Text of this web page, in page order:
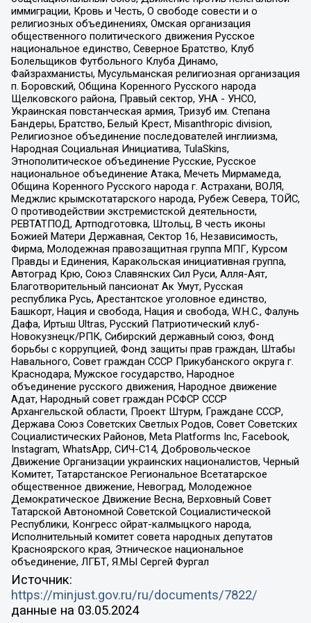
иммиграции, Кровь и Честь, О свободе совести и о
религиозных объединениях, Омская организация
общественного политического движения Русское
национальное единство, Северное Братство, Клуб
Болельщиков Футбольного Клуба Динамо,
Файзрахманисты, Мусульманская религиозная организация
п. Боровский, Община Коренного Русского народа
Щелковского района, Правый сектор, УНА - УНСО,
Украинская повстанческая армия, Тризуб им. Степана
Бандеры, Братство, Белый Крест, Misanthropic division,
Религиозное объединение последователей инглиизма,
Народная Социальная Инициатива, TulaSkins,
Этнополитическое объединение Русские, Русское
национальное объединение Атака, Мечеть Мирмамеда,
Община Коренного Русского народа г. Астрахани, ВОЛЯ,
Меджлис крымскотатарского народа, Рубеж Севера, ТОЙС,
О противодействии экстремистской деятельности,
РЕВТАТПОД, Артподготовка, Штольц, В честь иконы
Божией Матери Державная, Сектор 16, Независимость,
Фирма, Молодежная правозащитная группа МПГ, Курсом
Правды и Единения, Каракольская инициативная группа,
Автоград Крю, Союз Славянских Сил Руси, Алля-Аят,
Благотворительный пансионат Ак Умут, Русская
республика Русь, Арестантское уголовное единство,
Башкорт, Нация и свобода, Нация и свобода, W.H.С., Фалунь
Дафа, Иртыш Ultras, Русский Патриотический клуб-
Новокузнецк/РПК, Сибирский державный союз, Фонд
борьбы с коррупцией, Фонд защиты прав граждан, Штабы
Навального, Совет граждан СССР Прикубанского округа г.
Краснодара, Мужское государство, Народное
объединение русского движения, Народное движение
Адат, Народный совет граждан РСФСР СССР
Архангельской области, Проект Штурм, Граждане СССР,
Держава Союз Советских Светлых Родов, Совет Советских
Социалистических Районов, Meta Platforms Inc, Facebook,
Instagram, WhatsApp, СИЧ-С14, Добровольческое
Движение Организации украинских националистов, Черный
Комитет, Татарстанское Региональное Всетатарское
общественное движение, Невоград, Молодежное
Демократическое Движение Весна, Верховный Совет
Татарской Автономной Советской Социалистической
Республики, Конгресс ойрат-калмыцкого народа,
Исполнительный комитет совета народных депутатов
Красноярского края, Этническое национальное
объединение, ЛГБТ, Я.МЫ Сергей Фургал
Источник:
https://minjust.gov.ru/ru/documents/7822/
данные на 03.05.2024